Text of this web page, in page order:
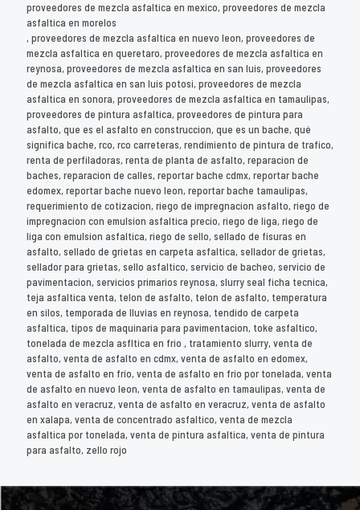
proveedores de mezcla asfaltica en mexico, proveedores de mezcla
asfaltica en morelos
, proveedores de mezcla asfaltica en nuevo leon, proveedores de
mezcla asfaltica en queretaro, proveedores de mezcla asfaltica en
reynosa, proveedores de mezcla asfaltica en san luis, proveedores
de mezcla asfaltica en san luis potosi, proveedores de mezcla
asfaltica en sonora, proveedores de mezcla asfaltica en tamaulipas,
proveedores de pintura asfaltica, proveedores de pintura para
asfalto, que es el asfalto en construccion, que es un bache, qué
significa bache, rco, rco carreteras, rendimiento de pintura de trafico,
renta de perfiladoras, renta de planta de asfalto, reparacion de
baches, reparacion de calles, reportar bache cdmx, reportar bache
edomex, reportar bache nuevo leon, reportar bache tamaulipas,
requerimiento de cotizacion, riego de impregnacion asfalto, riego de
impregnacion con emulsion asfaltica precio, riego de liga, riego de
liga con emulsion asfaltica, riego de sello, sellado de fisuras en
asfalto, sellado de grietas en carpeta asfaltica, sellador de grietas,
sellador para grietas, sello asfaltico, servicio de bacheo, servicio de
pavimentacion, servicios primarios reynosa, slurry seal ficha tecnica,
teja asfaltica venta, telon de asfalto, telon de asfalto, temperatura
en silos, temporada de lluvias en reynosa, tendido de carpeta
asfaltica, tipos de maquinaria para pavimentacion, toke asfaltico,
tonelada de mezcla asfltica en frio , tratamiento slurry, venta de
asfalto, venta de asfalto en cdmx, venta de asfalto en edomex,
venta de asfalto en frío, venta de asfalto en frio por tonelada, venta
de asfalto en nuevo leon, venta de asfalto en tamaulipas, venta de
asfalto en veracruz, venta de asfalto en veracruz, venta de asfalto
en xalapa, venta de concentrado asfaltico, venta de mezcla
asfaltica por tonelada, venta de pintura asfaltica, venta de pintura
para asfalto, zello rojo